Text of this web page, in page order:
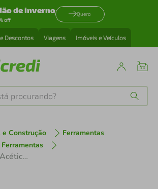
de inverno
off
Quero
Descontos Viagens Imóveis e Veículos
e Construção
Ferramentas
Adesivo Silicone Acético 50G Incolor Mundial Prime